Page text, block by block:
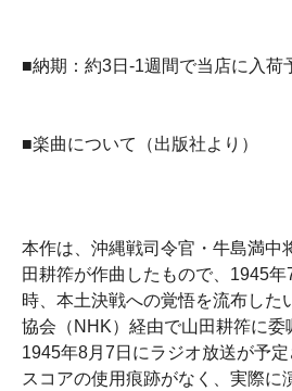
■納期：約3日-1週間で当店に入荷
■楽曲について（出版社より）
本作は、沖縄戦司令官・牛島満中
田耕筰が作曲したもので、1945
時、本土決戦への覚悟を流布した
協会（NHK）経由で山田耕筰に委
1945年8月7日にラジオ放送が予
スコアの使用痕跡がなく、実際に